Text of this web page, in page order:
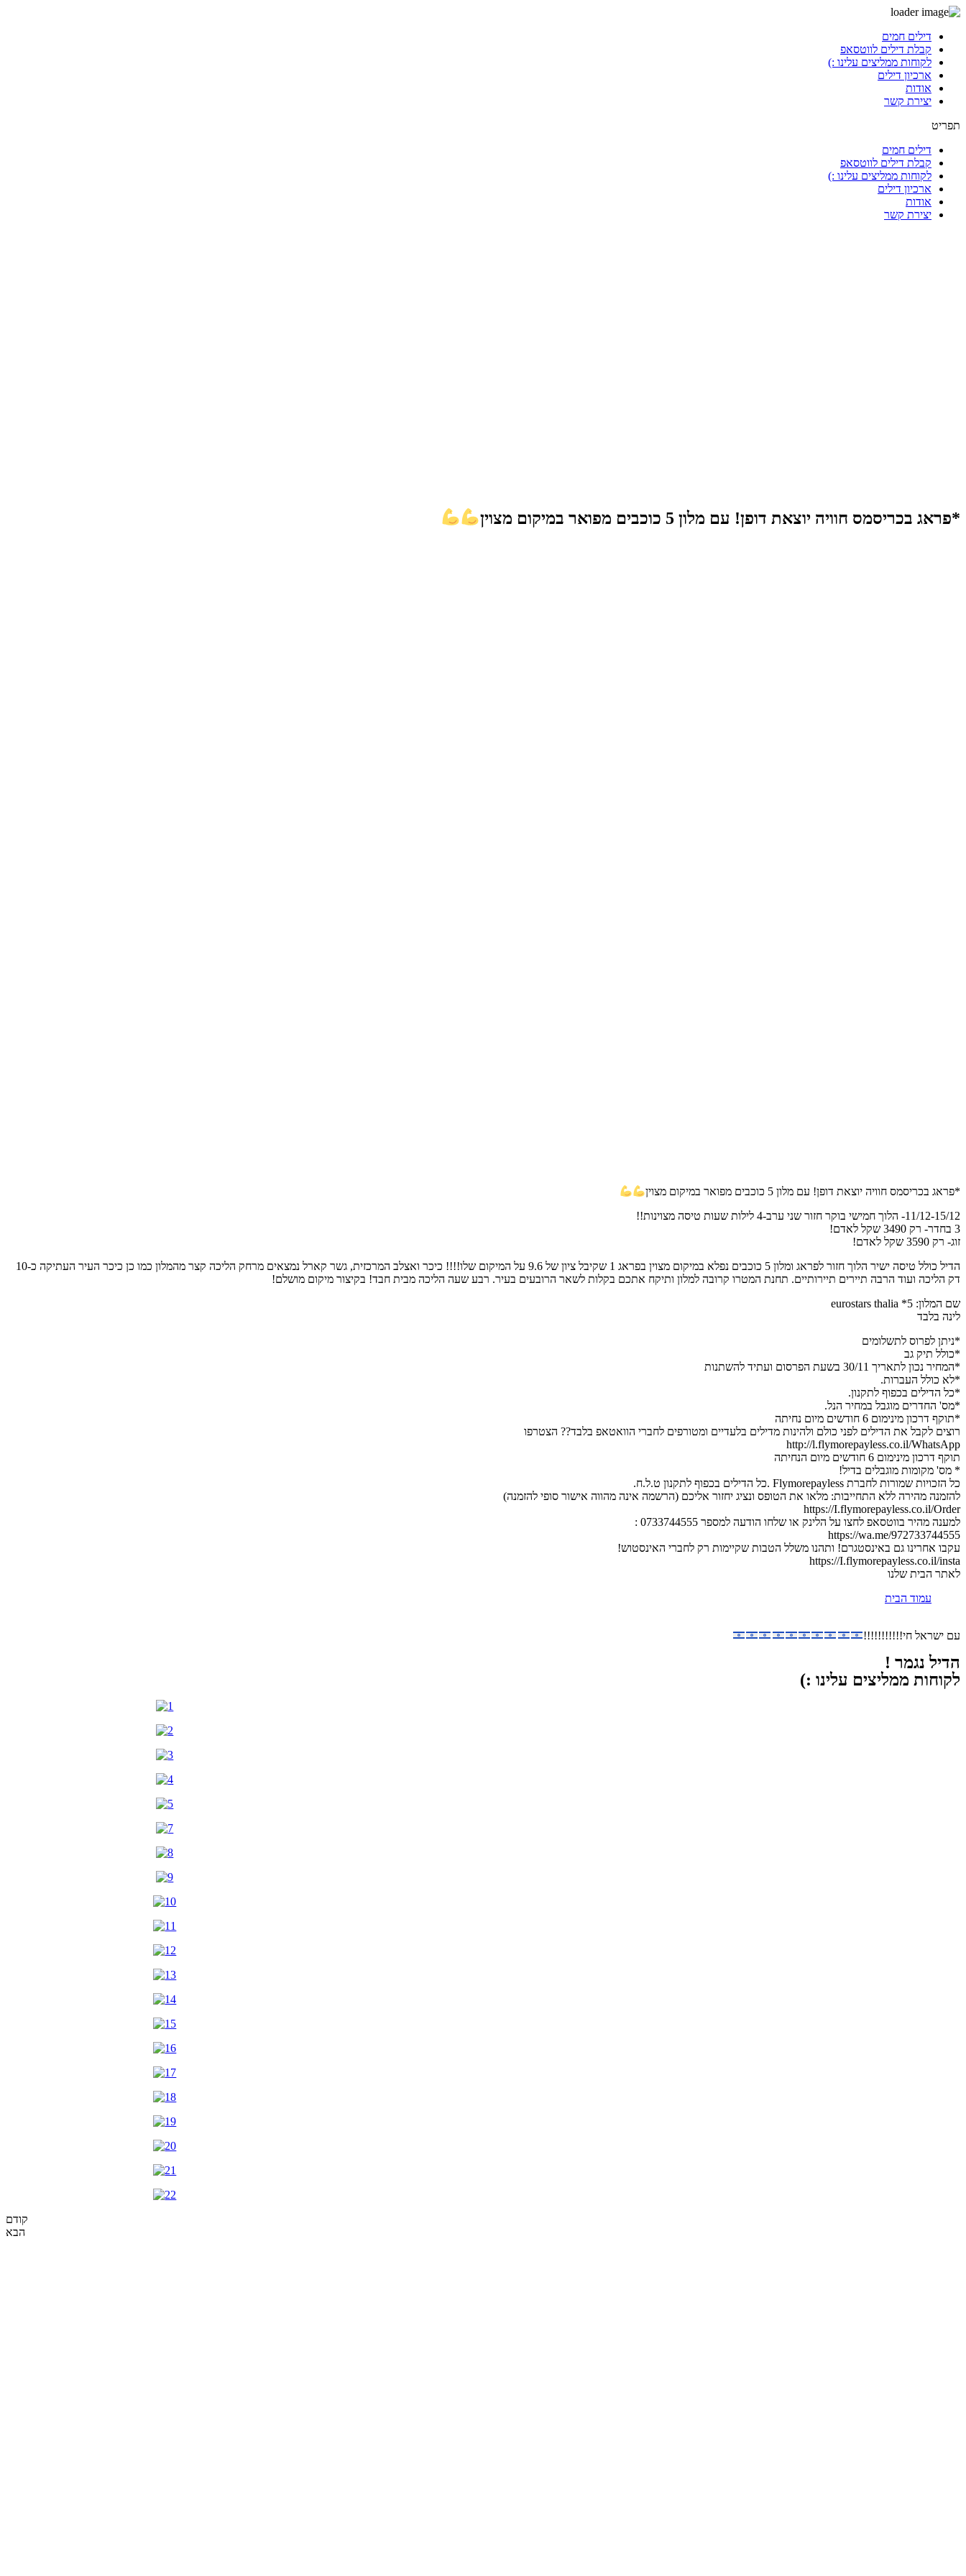
לתוכן
דילים חמים
קבלת דילים לווטסאפ
לקוחות ממליצים עלינו :)
ארכיון דילים
אודות
יצירת קשר
תפריט
דילים חמים
קבלת דילים לווטסאפ
לקוחות ממליצים עלינו :)
ארכיון דילים
אודות
יצירת קשר
*פראג בכריסמס חוויה יוצאת דופן! עם מלון 5 כוכבים מפואר במיקום מצוין
*פראג בכריסמס חוויה יוצאת דופן! עם מלון 5 כוכבים מפואר במיקום מצוין
11/12-15/12- הלוך חמישי בוקר חזור שני ערב-4 לילות שעות טיסה מצוינות!!
3 בחדר- רק 3490 שקל לאדם!
זוג- רק 3590 שקל לאדם!
הדיל כולל טיסה ישיר הלוך חזור לפראג ומלון 5 כוכבים נפלא במיקום מצוין בפראג 1 שקיבל ציון של 9.6 על המיקום שלו!!!! כיכר ואצלב המרכזית, גשר קארל נמצאים מרחק הליכה קצר מהמלון כמו כן כיכר העיר העתיקה כ-10
דק הליכה ועוד הרבה תיירים תיירותיים. תחנת המטרו קרובה למלון ותיקח אתכם בקלות לשאר הרובעים בעיר. רבע שעה הליכה מבית חבד! בקיצור מיקום מושלם!
שם המלון: 5* eurostars thalia
לינה בלבד
*ניתן לפרוס לתשלומים
*כולל תיק גב
*המחיר נכון לתאריך 30/11 בשעת הפרסום ועתיד להשתנות
*לא כולל העברות.
*כל הדילים בכפוף לתקנון.
*מס' החדרים מוגבל במחיר הנל.
*תוקף דרכון מינימום 6 חודשים מיום נחיתה
רוצים לקבל את הדילים לפני כולם ולהינות מדילים בלעדיים ומטורפים לחברי הוואטאפ בלבד?? הצטרפו
http://l.flymorepayless.co.il/WhatsApp
תוקף דרכון מינימום 6 חודשים מיום הנחיתה
* מס' מקומות מוגבלים בדיל!
כל הזכויות שמורות לחברת Flymorepayless .כל הדילים בכפוף לתקנון ט.ל.ח.
להזמנה מהירה ללא התחייבות: מלאו את הטופס ונציג יחזור אליכם (הרשמה אינה מהווה אישור סופי להזמנה)
https://I.flymorepayless.co.il/Order
למענה מהיר בווטסאפ לחצו על הלינק או שלחו הודעה למספר 0733744555 :
https://wa.me/972733744555
עקבו אחרינו גם באינסטגרם! ותהנו משלל הטבות שקיימות רק לחברי האינסטוש!
https://I.flymorepayless.co.il/insta
לאתר הבית שלנו
עמוד הבית
עם ישראל חי!!!!!!!!!!!
הדיל נגמר !
לקוחות ממליצים עלינו :)
קודם
הבא